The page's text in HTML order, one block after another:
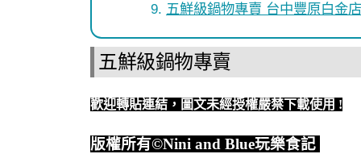
五鮮級鍋物專賣 台中豐原白金店
五鮮級鍋物專賣
歡迎轉貼連結，圖文未經授權嚴禁下載使用 !
版權所有©Nini and Blue玩樂食記